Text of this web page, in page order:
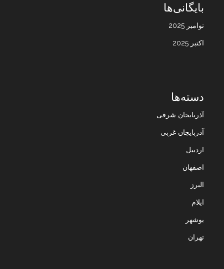
بایگانی‌ها
نوامبر 2025
اکتبر 2025
دسته‌ها
آذربایجان شرقی
آذربایجان غربی
اردبیل
اصفهان
البرز
ایلام
بوشهر
تهران